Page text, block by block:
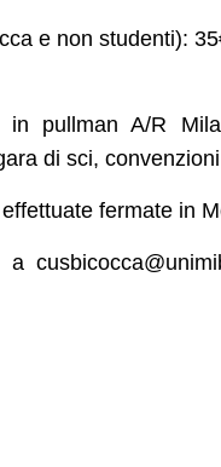
e non studenti):
in pullman A/R
di sci,
fermate in
a